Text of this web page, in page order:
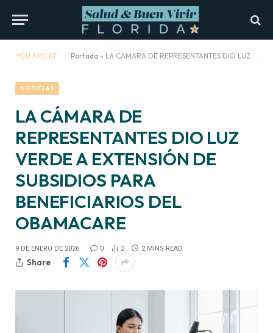
YOU ARE AT: Portada » LA CÁMARA DE REPRESENTANTES DIO LUZ VERDE A EXTENSIÓN DE SUBSIDIOS PARA BENEFICIARIOS DEL OBAMACARE
NOTICIAS
LA CÁMARA DE
REPRESENTANTES DIO LUZ
VERDE A EXTENSIÓN DE
SUBSIDIOS PARA
BENEFICIARIOS DEL
OBAMACARE
9 DE ENERO DE 2026 0 2 2 MINS READ
Share